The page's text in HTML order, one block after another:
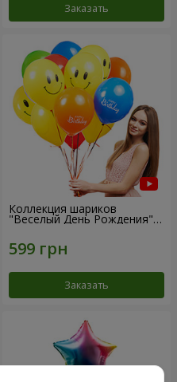
Заказать
Коллекция шариков
"Веселый День Рождения" -
7 шариков
Заказать